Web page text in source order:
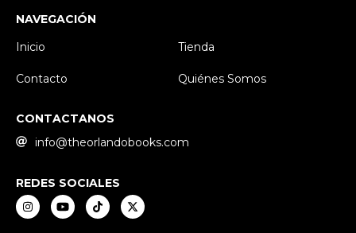
NAVEGACIÓN
Inicio
Tienda
Contacto Quiénes Somos
CONTACTANOS
info@theorlandobooks.com
REDES SOCIALES